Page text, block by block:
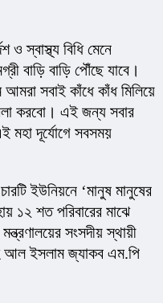
ও স্বাস্থ্য বিধি মেনে
বাড়ি বাড়ি পৌঁছে যাবে।
সবাই কাঁধে কাঁধ মিলিয়ে
করবো। এই জন্য সবার
দূর্যোগে সবসময়
ইউনিয়নে ‘মানুষ মানুষের
১২ শত পরিবারের মাঝে
সংসদীয় স্থায়ী
আল ইসলাম জ্যাকব এম.পি